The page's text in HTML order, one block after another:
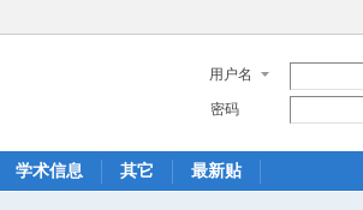
用户名
密码
学术信息 其它 最新贴